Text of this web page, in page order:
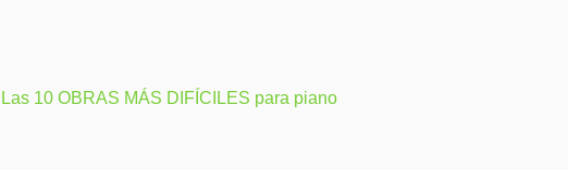
Las 10 OBRAS MÁS DIFÍCILES para piano